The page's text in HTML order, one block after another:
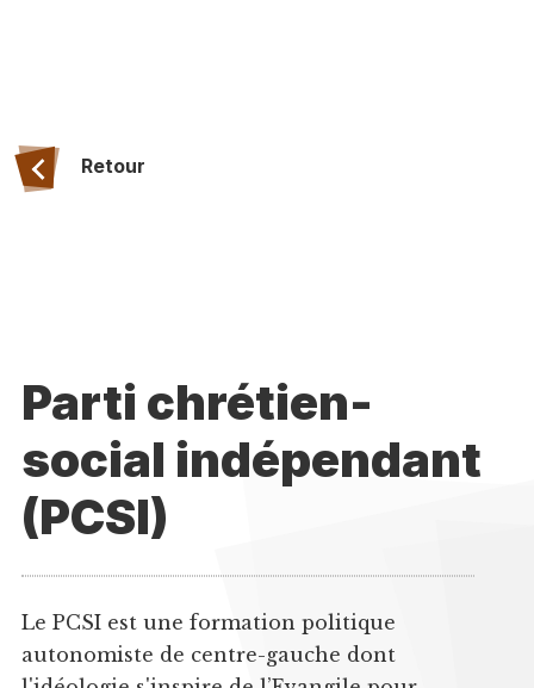
Retour
Parti chrétien-
social indépendant
(PCSI)
Le PCSI est une formation politique
autonomiste de centre-gauche dont